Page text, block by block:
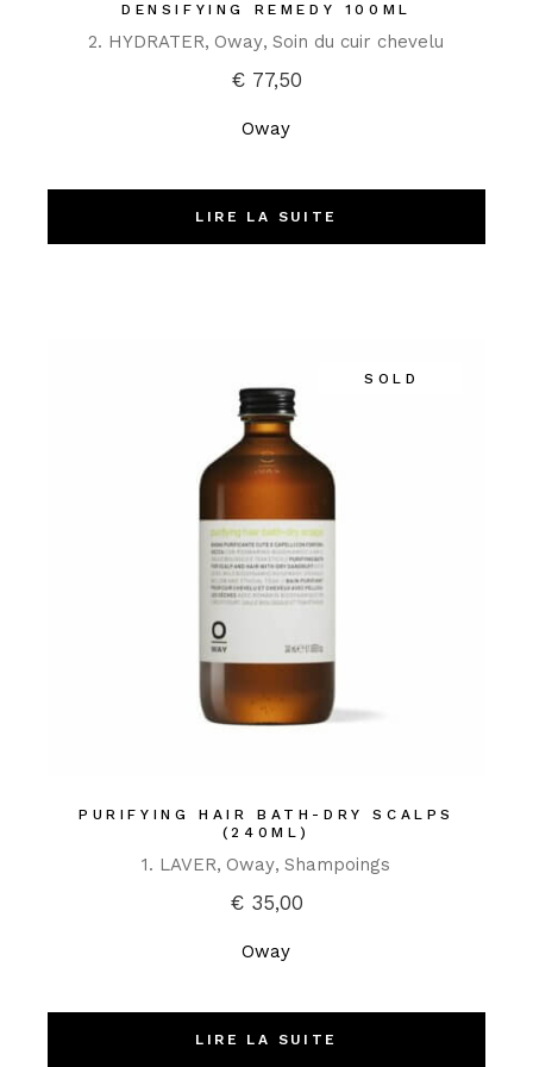
DENSIFYING REMEDY 100ML
2. HYDRATER Oway Soin du cuir chevelu
€77,50
Oway
LIRE LA SUITE
SOLD
PURIFYING HAIR BATH-DRY SCALPS
(240ML)
1. LAVER Oway Shampoings
€35,00
Oway
LIRE LA SUITE